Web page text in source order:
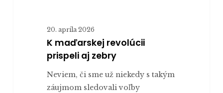
20. apríla 2026
K maďarskej revolúcii
prispeli aj zebry
Neviem, či sme už niekedy s takým
záujmom sledovali voľby